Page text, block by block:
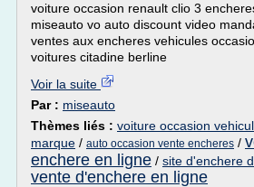
voiture occasion renault clio 3
miseauto vo auto discount video
ventes aux encheres vehicules
voitures citadine berline
Voir la suite
Par : miseauto
Thèmes liés : voiture occasion
marque / auto occasion vente encheres /
enchere en ligne / site d'enchere
vente d'enchere en ligne